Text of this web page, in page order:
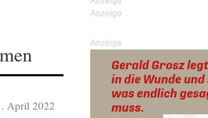
April 2022
Anzeige